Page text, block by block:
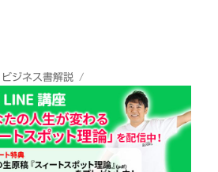
カ
テ
ゴ
リ
ビジネス書解説